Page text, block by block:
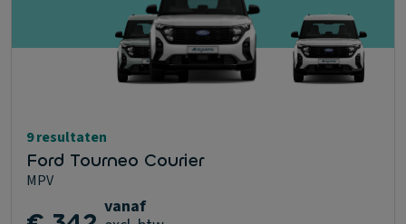
9 resultaten
Ford Tourneo Courier
MPV
vanaf